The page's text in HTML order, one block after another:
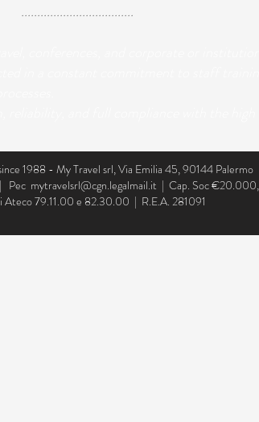
...................................
1988 - My Travel srl, Via Emilia 45, 90144 Palermo
Pec mytravelsrl@cgn.legalmail.it | Cap. Soc
Ateco 79.11.00 e 82.30.00 | R.E.A. 281091